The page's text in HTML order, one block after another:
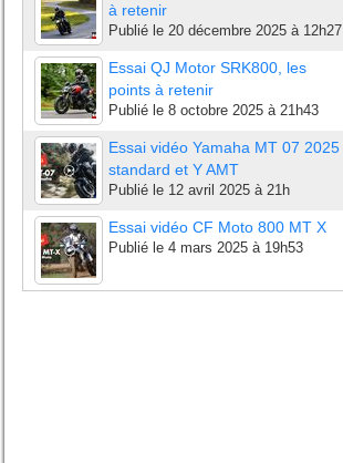
à retenir
Publié le 20 décembre 2025 à 12h27
Essai QJ Motor SRK800, les
points à retenir
Publié le 8 octobre 2025 à 21h43
Essai vidéo Yamaha MT 07 2025
standard et Y AMT
Publié le 12 avril 2025 à 21h
Essai vidéo CF Moto 800 MT X
Publié le 4 mars 2025 à 19h53